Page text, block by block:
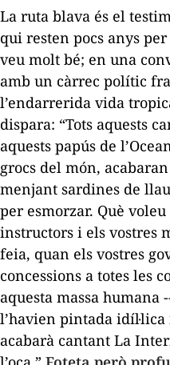
La ruta blava és el
qui resten pocs anys
veu molt bé; en una
amb un càrrec polític
l’endarrerida vida
dispara: “Tots aquests
aquests papús de
grocs del món,
menjant sardines de
per esmorzar. Què
instructors i els vostres
feia, quan els vostres
concessions a totes les
aquesta massa humana
l’havien pintada
acabarà cantant La